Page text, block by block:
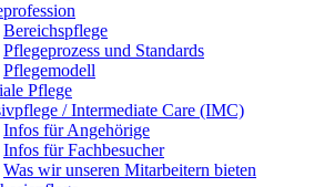
Bereichspflege
Pflegeprozess und Standards
Pflegemodell
Pflege
/ Intermediate Care (IMC)
Infos für Angehörige
Infos für Fachbesucher
Was wir unseren Mitarbeitern bieten